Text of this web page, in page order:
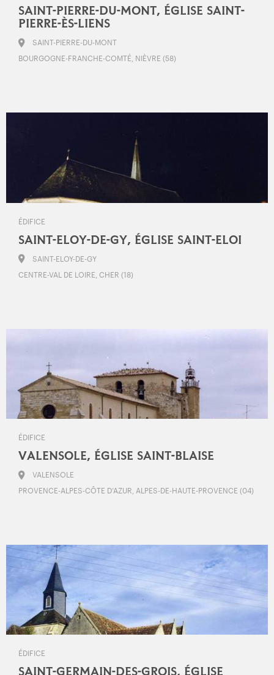
SAINT-PIERRE-DU-MONT, ÉGLISE SAINT-
PIERRE-ÈS-LIENS
SAINT-PIERRE-DU-MONT
BOURGOGNE-FRANCHE-COMTÉ, NIÈVRE (58)
ÉDIFICE
SAINT-ELOY-DE-GY, ÉGLISE SAINT-ELOI
SAINT-ELOY-DE-GY
CENTRE-VAL DE LOIRE, CHER (18)
ÉDIFICE
VALENSOLE, ÉGLISE SAINT-BLAISE
VALENSOLE
PROVENCE-ALPES-CÔTE D’AZUR, ALPES-DE-HAUTE-PROVENCE (04)
ÉDIFICE
SAINT-GERMAIN-DES-GROIS, ÉGLISE